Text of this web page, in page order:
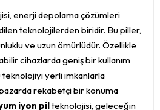
enerji depolama çözümleri
teknolojilerden biridir. Bu piller,
ve uzun ömürlüdür. Özellikle
cihazlarda geniş bir kullanım
teknolojiyi yerli imkanlarla
rekabetçi bir konuma
iyon pilteknolojisi, geleceğin